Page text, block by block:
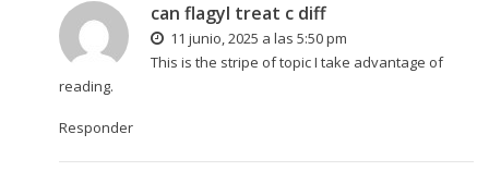
can flagyl treat c diff
11 junio, 2025 a las 5:50 pm
This is the stripe of topic I take advantage of
reading.
Responder